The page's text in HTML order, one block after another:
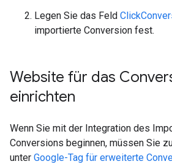
Legen Sie das Feld
importierte Conversion fest.
Website für das
einrichten
Wenn Sie mit der Integration des
Conversions beginnen, müssen Sie
unter Google-Tag für erweiterte